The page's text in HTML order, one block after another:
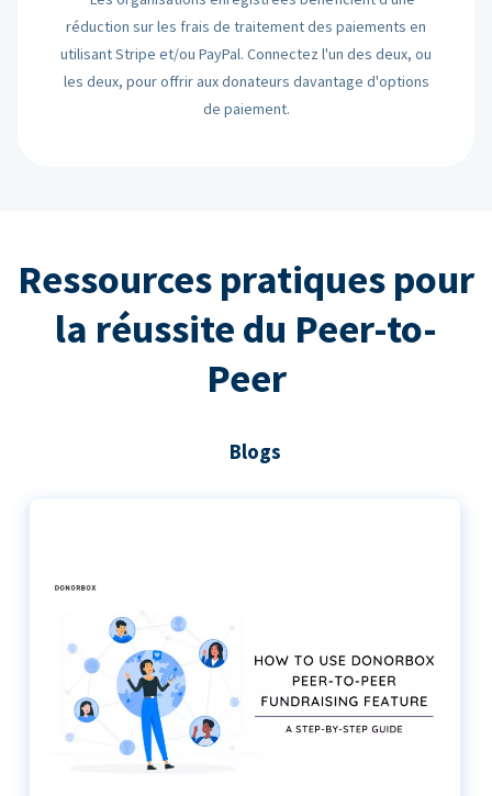
réduction sur les frais de traitement des paiements en
utilisant Stripe et/ou PayPal. Connectez l'un des deux, ou
les deux, pour offrir aux donateurs davantage d'options
de paiement.
Ressources pratiques pour
la réussite du Peer-to-
Peer
Blogs